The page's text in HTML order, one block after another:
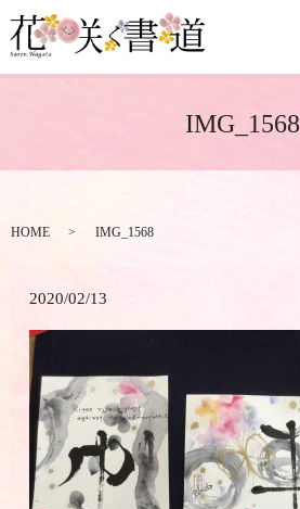
IMG_1568
HOME IMG_1568
2020/02/13